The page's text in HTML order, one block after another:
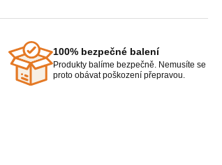
100% bezpečné balení
Produkty balíme bezpečně. Nemusíte se
proto obávat poškození přepravou.